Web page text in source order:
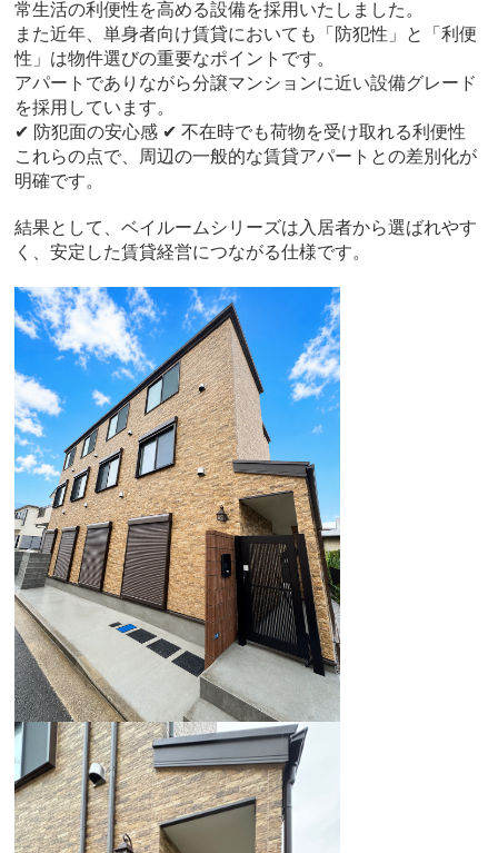
常生活の利便性を高める設備を採用いたしました。
また近年、単身者向け賃貸においても「防犯性」と「利便
性」は物件選びの重要なポイントです。
アパートでありながら分譲マンションに近い設備グレード
を採用しています。
✔ 防犯面の安心感 ✔ 不在時でも荷物を受け取れる利便性
これらの点で、周辺の一般的な賃貸アパートとの差別化が
明確です。
結果として、ベイルームシリーズは入居者から選ばれやす
く、安定した賃貸経営につながる仕様です。